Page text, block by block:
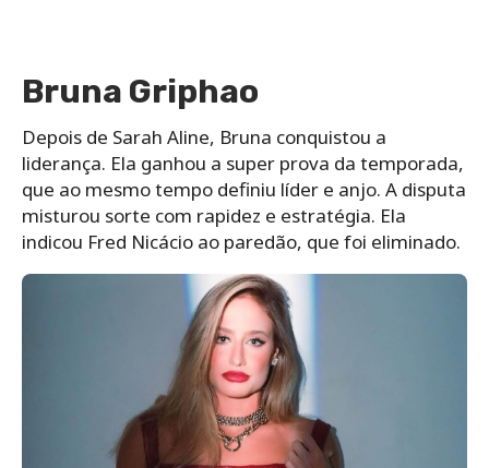
Bruna Griphao
Depois de Sarah Aline, Bruna conquistou a
liderança. Ela ganhou a super prova da temporada,
que ao mesmo tempo definiu líder e anjo. A disputa
misturou sorte com rapidez e estratégia. Ela
indicou Fred Nicácio ao paredão, que foi eliminado.